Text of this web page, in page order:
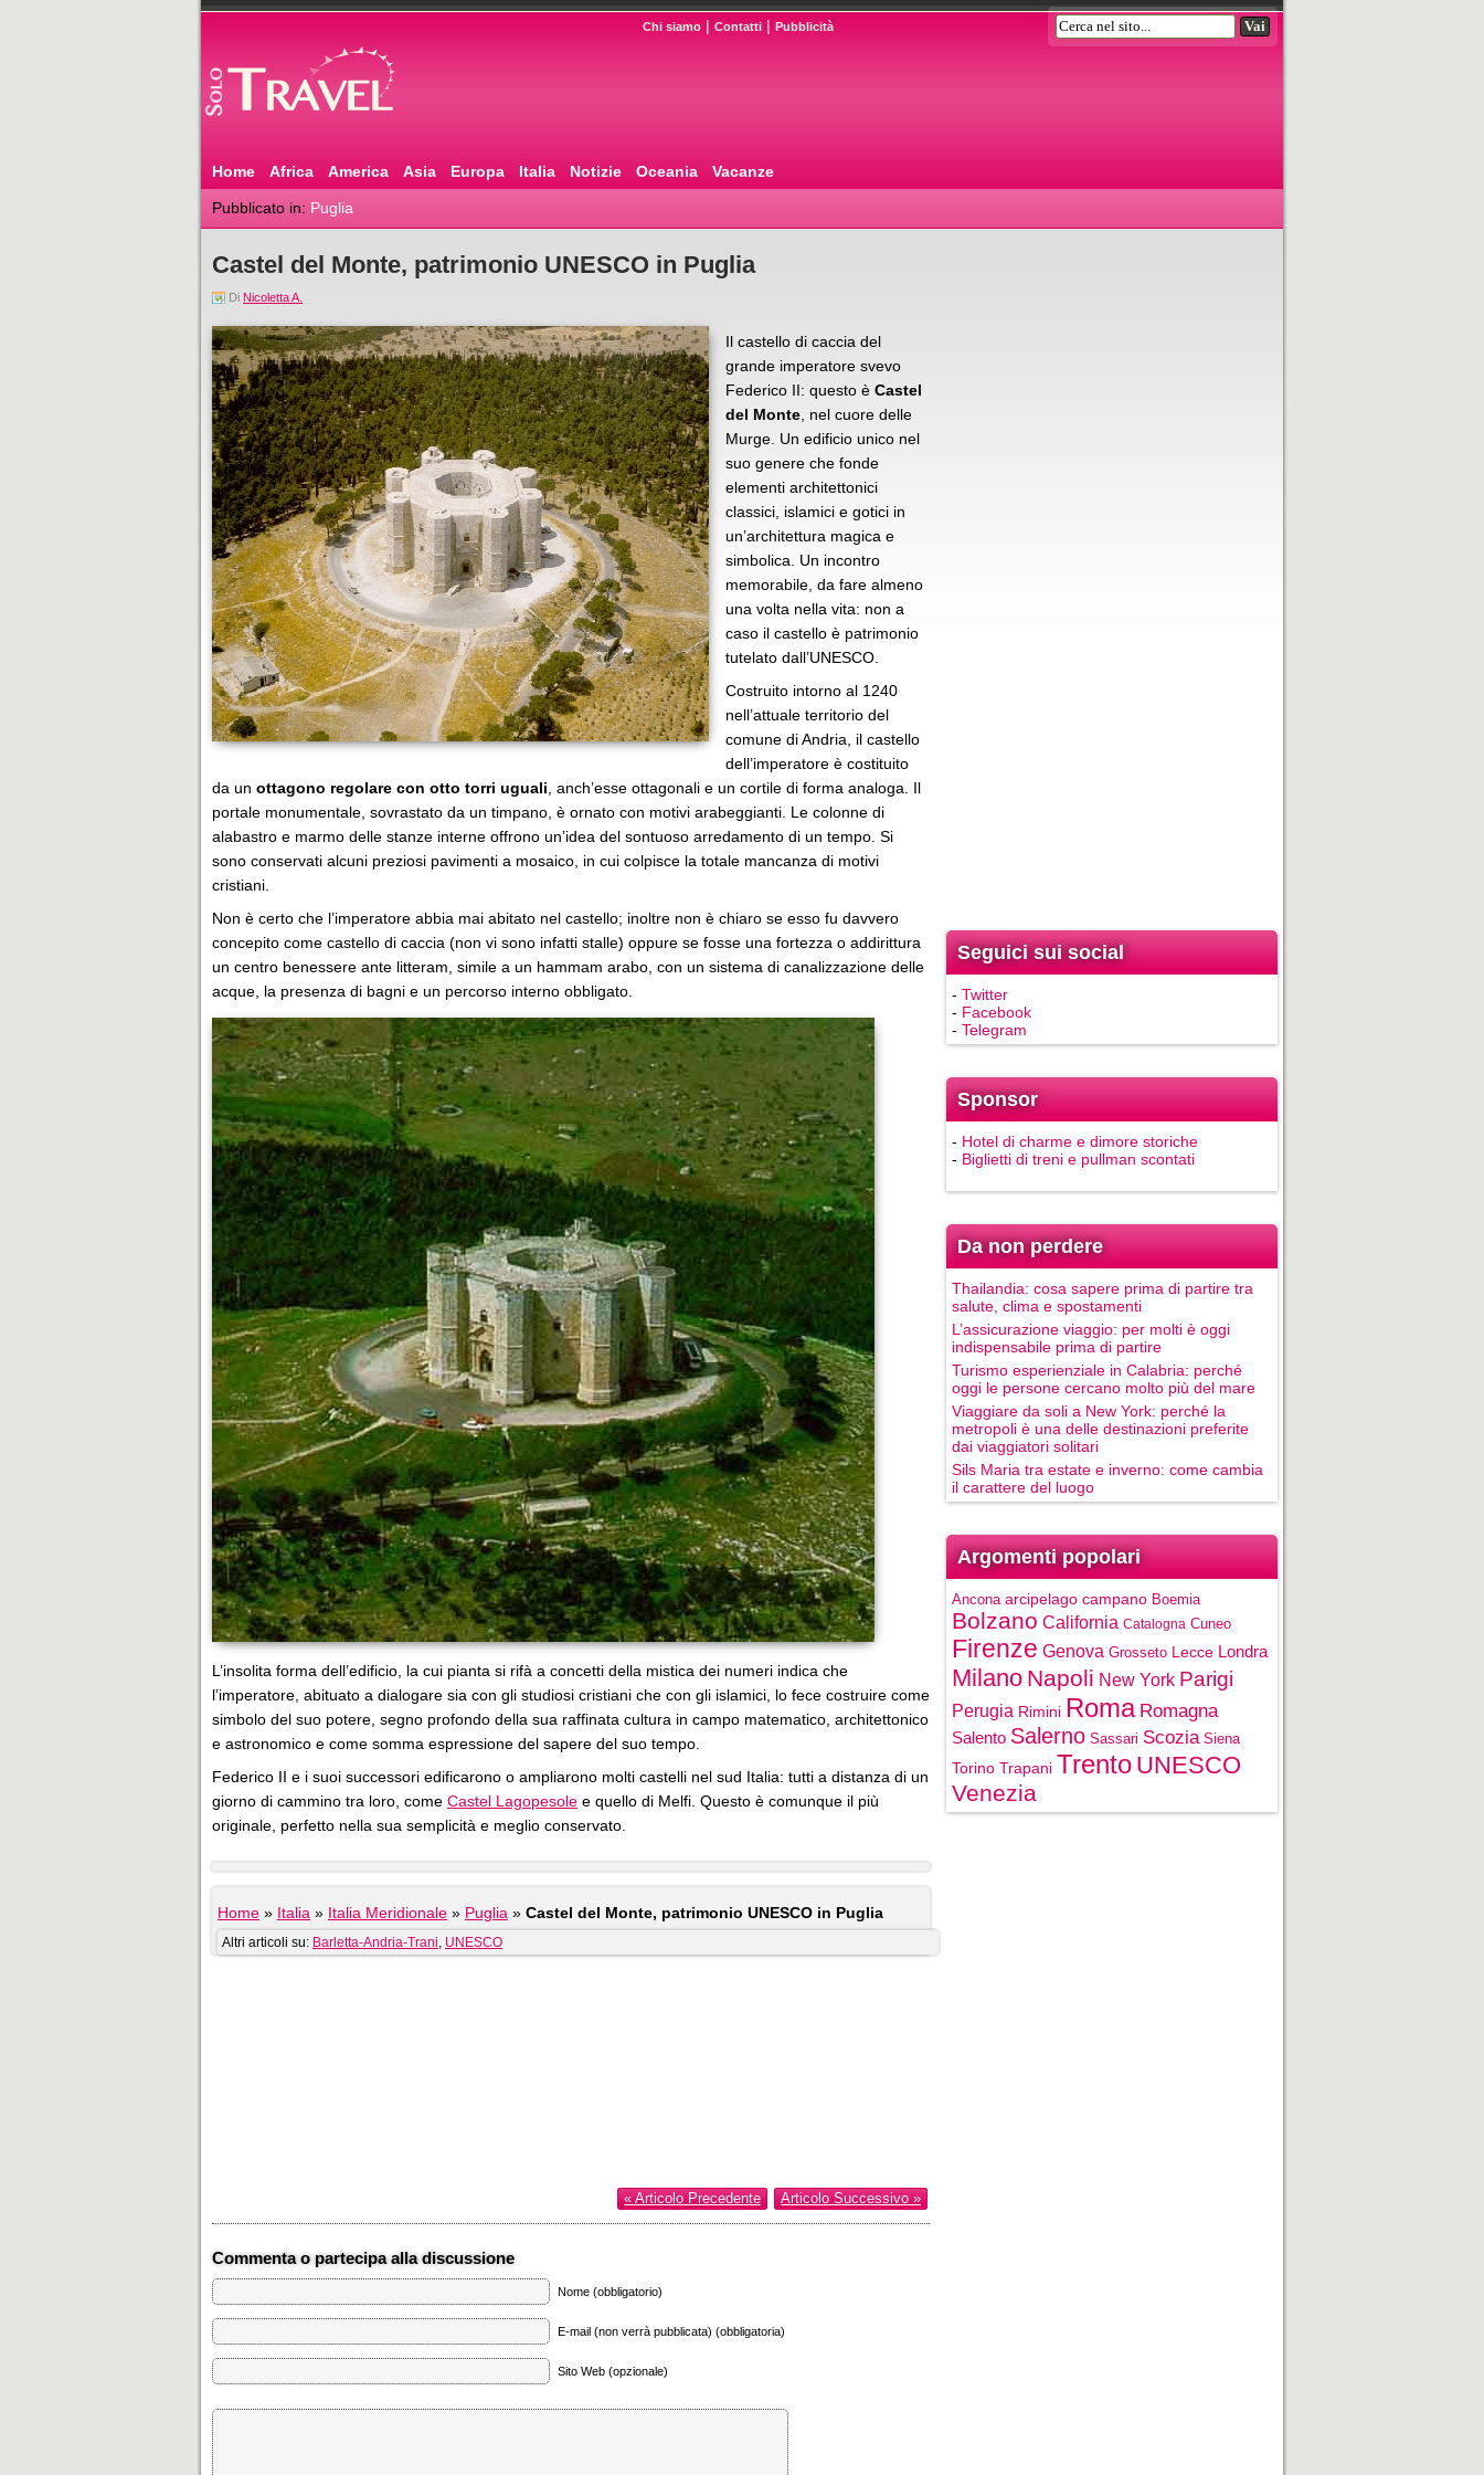
Chi siamo | Contatti | Pubblicità
Home Africa America Asia Europa Italia Notizie Oceania Vacanze
Pubblicato in: Puglia
Castel del Monte, patrimonio UNESCO in Puglia
Di Nicoletta A.
Il castello di caccia del
grande imperatore svevo
Federico II: questo è Castel
del Monte , nel cuore delle
Murge. Un edificio unico nel
suo genere che fonde
elementi architettonici
classici, islamici e gotici in
un’architettura magica e
simbolica. Un incontro
memorabile, da fare almeno
una volta nella vita: non a
caso il castello è patrimonio
tutelato dall’UNESCO.
Costruito intorno al 1240
nell’attuale territorio del
comune di Andria, il castello
dell’imperatore è costituito
da un ottagono regolare con otto torri uguali , anch’esse ottagonali e un cortile di forma analoga. Il
portale monumentale, sovrastato da un timpano, è ornato con motivi arabeggianti. Le colonne di
alabastro e marmo delle stanze interne offrono un’idea del sontuoso arredamento di un tempo. Si
sono conservati alcuni preziosi pavimenti a mosaico, in cui colpisce la totale mancanza di motivi
cristiani.
Non è certo che l’imperatore abbia mai abitato nel castello; inoltre non è chiaro se esso fu davvero
concepito come castello di caccia (non vi sono infatti stalle) oppure se fosse una fortezza o addirittura
un centro benessere ante litteram, simile a un hammam arabo, con un sistema di canalizzazione delle
acque, la presenza di bagni e un percorso interno obbligato.
L’insolita forma dell’edificio, la cui pianta si rifà a concetti della mistica dei numeri indica che
l’imperatore, abituato a dialogare sia con gli studiosi cristiani che con gli islamici, lo fece costruire come
simbolo del suo potere, segno profondo della sua raffinata cultura in campo matematico, architettonico
e astronomico e come somma espressione del sapere del suo tempo.
Federico II e i suoi successori edificarono o ampliarono molti castelli nel sud Italia: tutti a distanza di un
giorno di cammino tra loro, come Castel Lagopesole e quello di Melfi. Questo è comunque il più
originale, perfetto nella sua semplicità e meglio conservato.
Home » Italia » Italia Meridionale » Puglia » Castel del Monte, patrimonio UNESCO in Puglia
Altri articoli su: Barletta-Andria-Trani, UNESCO
« Articolo Precedente Articolo Successivo »
Commenta o partecipa alla discussione
Nome (obbligatorio)
E-mail (non verrà pubblicata) (obbligatoria)
Sito Web (opzionale)
Seguici sui social
- Twitter
- Facebook
- Telegram
Sponsor
- Hotel di charme e dimore storiche
- Biglietti di treni e pullman scontati
Da non perdere
Thailandia: cosa sapere prima di partire tra
salute, clima e spostamenti
L’assicurazione viaggio: per molti è oggi
indispensabile prima di partire
Turismo esperienziale in Calabria: perché
oggi le persone cercano molto più del mare
Viaggiare da soli a New York: perché la
metropoli è una delle destinazioni preferite
dai viaggiatori solitari
Sils Maria tra estate e inverno: come cambia
il carattere del luogo
Argomenti popolari
Ancona arcipelago campano Boemia
Bolzano California Catalogna Cuneo
Firenze Genova Grosseto Lecce Londra
Milano Napoli New York Parigi
Perugia Rimini Roma Romagna
Salento Salerno Sassari Scozia Siena
Torino Trapani Trento UNESCO
Venezia